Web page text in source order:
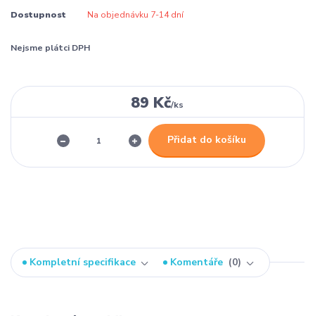
Dostupnost Na objednávku 7-14 dní
Nejsme plátci DPH
89 Kč/ks
Přidat do košíku
Kompletní specifikace Komentáře 0